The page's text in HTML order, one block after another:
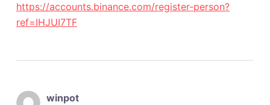
https://accounts.binance.com/register-person?
ref=IHJUI7TF
winpot